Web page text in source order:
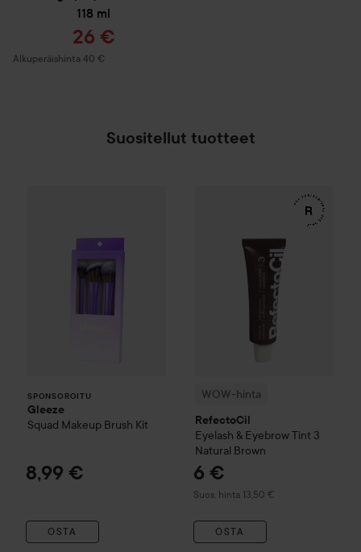
118 ml
Tarjoushinta
26 €
Alkuperäishinta 40 €
Normaali hinta 40 €
Suositellut tuotteet
SPONSOROITU
Gleeze
Squad Makeup Brush Kit
8,99 €
OSTA
8,99 €
WOW-hinta
RefectoCil
Eyelash & Eyebrow Tint 3
Natural Brown
6 €
Suos. hinta 13,50 €
Suositeltu hinta 13,50 €
OSTA
RefectoCil